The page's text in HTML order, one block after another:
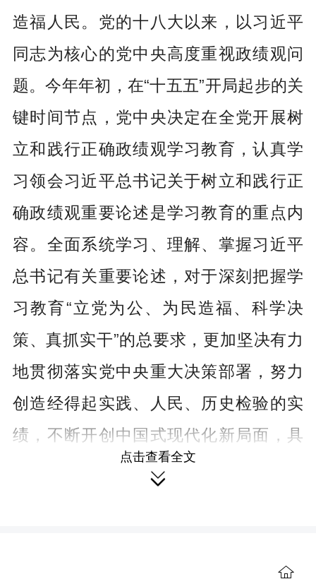
造福人民。党的十八大以来，以习近平
同志为核心的党中央高度重视政绩观问
题。今年年初，在“十五五”开局起步的关
键时间节点，党中央决定在全党开展树
立和践行正确政绩观学习教育，认真学
习领会习近平总书记关于树立和践行正
确政绩观重要论述是学习教育的重点内
容。全面系统学习、理解、掌握习近平
总书记有关重要论述，对于深刻把握学
习教育“立党为公、为民造福、科学决
策、真抓实干”的总要求，更加坚决有力
地贯彻落实党中央重大决策部署，努力
创造经得起实践、人民、历史检验的实
绩，不断开创中国式现代化新局面，具
有十分重要的意义。
点击查看全文
